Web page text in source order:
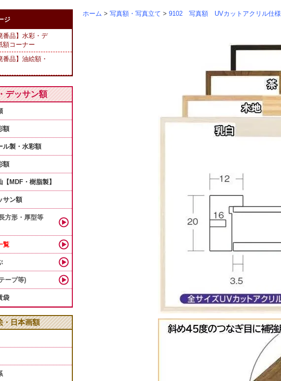
ホーム > 写真額・写真立て > 9102 写真額 UVカットアクリル仕様
ジ
番品】水彩・デ
額コーナー
番品】油絵額・
デッサン額
額
ル製・水彩額
額
MDF・樹脂製】
サン額
方形・厚型等
覧
ープ等)
袋
・日本画額